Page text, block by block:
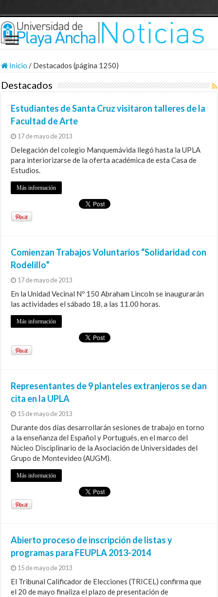
Inicio / Destacados (página 1250)
Destacados
Estudiantes de Santa Cruz visitaron talleres de la
Facultad de Arte
17 de mayo de 2013
Delegación del colegio Manquemávida llegó hasta la UPLA
para interiorizarse de la oferta académica de esta Casa de
Estudios.
Más información
Comienzan Trabajos Voluntarios “Solidaridad con
Rodelillo”
17 de mayo de 2013
En la Unidad Vecinal Nº 150 Abraham Lincoln se inaugurarán
las actividades el sábado 18, a las 11.00 horas.
Más información
Representantes de 9 planteles extranjeros se dan
cita en la UPLA
15 de mayo de 2013
Durante dos días desarrollarán sesiones de trabajo en torno
a la enseñanza del Español y Portugués, en el marco del
Núcleo Disciplinario de la Asociación de Universidades del
Grupo de Montevideo (AUGM).
Más información
Abierto proceso de inscripción de listas y
programas para FEUPLA 2013-2014
15 de mayo de 2013
El Tribunal Calificador de Elecciones (TRICEL) confirma que
el 20 de mayo finaliza el plazo de presentación de